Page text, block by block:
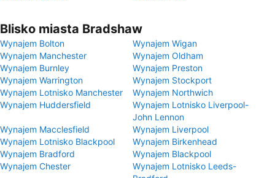
Blisko miasta Bradshaw
Wynajem Bolton
Wynajem Wigan
Wynajem Manchester
Wynajem Oldham
Wynajem Burnley
Wynajem Preston
Wynajem Warrington
Wynajem Stockport
Wynajem Lotnisko Manchester
Wynajem Northwich
Wynajem Huddersfield
Wynajem Lotnisko Liverpool-
John Lennon
Wynajem Macclesfield
Wynajem Liverpool
Wynajem Lotnisko Blackpool
Wynajem Birkenhead
Wynajem Bradford
Wynajem Blackpool
Wynajem Chester
Wynajem Lotnisko Leeds-